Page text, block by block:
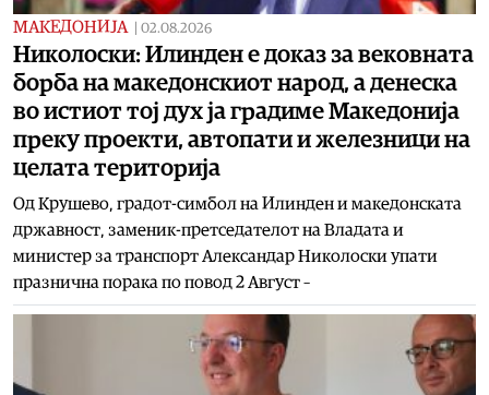
МАКЕДОНИЈА 02.08.2026
Николоски: Илинден е доказ за вековната
борба на македонскиот народ, а денеска
во истиот тој дух ја градиме Македонија
преку проекти, автопати и железници на
целата територија
Од Крушево, градот-симбол на Илинден и македонската
државност, заменик-претседателот на Владата и
министер за транспорт Александар Николоски упати
празнична порака по повод 2 Август –